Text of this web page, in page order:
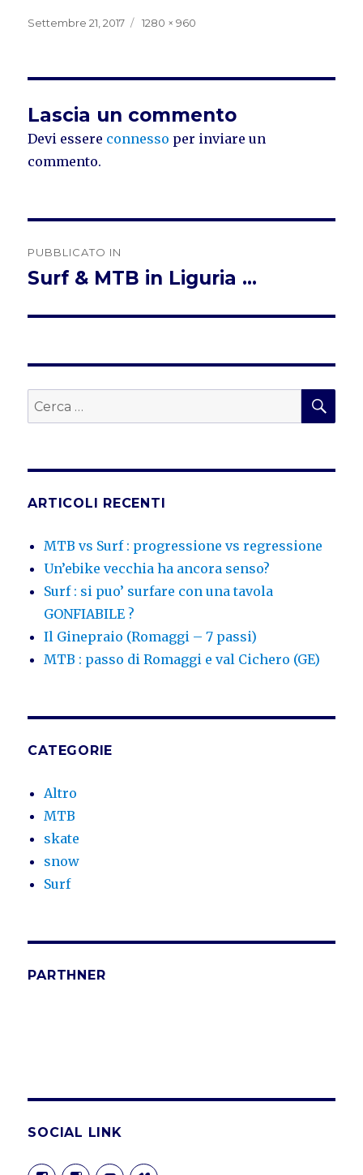
Pubblicato
Settembre 21, 2017
Dimensione
1280 × 960
Lascia un commento
Devi essere connesso per inviare un
commento.
articoli
PUBBLICATO IN
Surf & MTB in Liguria …
Cerca:
ARTICOLI RECENTI
MTB vs Surf : progressione vs regressione
Un’ebike vecchia ha ancora senso?
Surf : si puo’ surfare con una tavola
GONFIABILE ?
Il Ginepraio (Romaggi – 7 passi)
MTB : passo di Romaggi e val Cichero (GE)
CATEGORIE
Altro
MTB
skate
snow
Surf
PARTHNER
SOCIAL LINK
VisualizzaVisualizzaVisualizzaVisualizza